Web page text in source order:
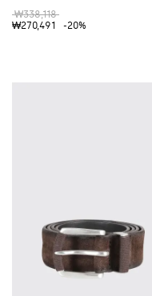
₩338,118
₩270,491
-20%